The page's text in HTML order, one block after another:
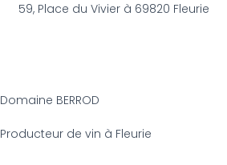
59, Place du Vivier à 69820 Fleurie
Domaine BERROD
Producteur de vin à Fleurie